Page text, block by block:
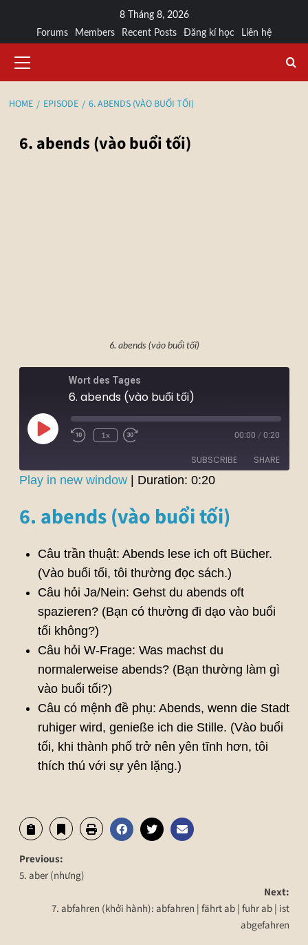
8 Tháng 8, 2026
Forums
Members Recent Posts Đăng kí học Liên hệ
HOME EPISODE 6. ABENDS (VÀO BUỔI TỐI)
6. abends (vào buổi tối)
6. abends (vào buổi tối)
Wort des Tages
6. abends (vào buổi tối)
1x 00:00 / 0:20
SUBSCRIBE SHARE
RSS FEED
EMBED
Play in new window| Duration: 0:20
6. abends (vào buổi tối)
Câu trần thuật: Abends lese ich oft Bücher.
(Vào buổi tối, tôi thường đọc sách.)
Câu hỏi Ja/Nein: Gehst du abends oft
spazieren? (Bạn có thường đi dạo vào buổi
tối không?)
Câu hỏi W-Frage: Was machst du
normalerweise abends? (Bạn thường làm gì
vào buổi tối?)
Câu có mệnh đề phụ: Abends, wenn die Stadt
ruhiger wird, genieße ich die Stille. (Vào buổi
tối, khi thành phố trở nên yên tĩnh hơn, tôi
thích thú với sự yên lặng.)
Previous:
5. aber (nhưng)
Next:
7. abfahren (khởi hành): abfahren | fährt ab | fuhr ab | ist
abgefahren